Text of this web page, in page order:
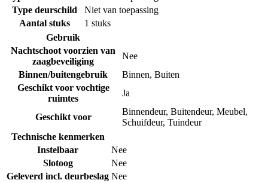
Type deurschild
Niet van toepassing
Aantal stuks
1 stuks
Gebruik
Nachtschoot voorzien van
zaagbeveiliging
Nee
Binnen/buitengebruik
Binnen, Buiten
Geschikt voor vochtige
ruimtes
Ja
Geschikt voor
Binnendeur, Buitendeur, Meubel,
Schuifdeur, Tuindeur
Technische kenmerken
Instelbaar
Nee
Slotoog
Nee
Geleverd incl. deurbeslag Nee